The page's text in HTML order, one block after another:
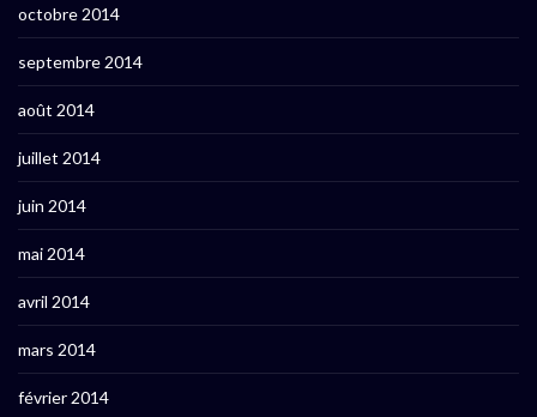
octobre 2014
septembre 2014
août 2014
juillet 2014
juin 2014
mai 2014
avril 2014
mars 2014
février 2014